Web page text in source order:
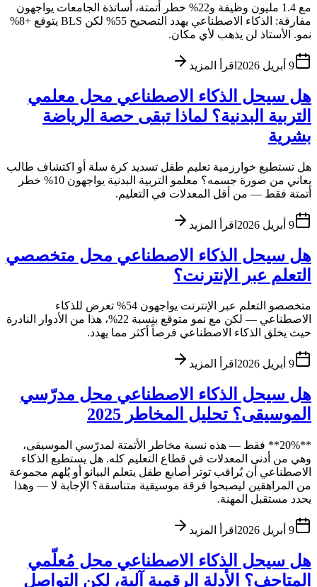
مع 1.4 مليون وظيفة و22% خطر أتمتة، أساتذة الجامعات يواجهون
مفارقة: الذكاء الاصطناعي يهدد التصحيح 55% لكن BLS يتوقع +8%
نمو. الأستاذ لن يذهب لأي مكان.
9 أبريل 2026 اقرأ المزيد
هل سيحل الذكاء الاصطناعي محل معلمي
التربية البدنية؟ لماذا تبقى حصة الرياضة
بشرية
هل تستطيع خوارزمية تعليم طفل تسديد كرة سلة أو اكتشاف طالب
يعاني من صورة جسمه؟ معلمو التربية البدنية يواجهون 10% خطر
أتمتة فقط — من أقل المعدلات في التعليم.
9 أبريل 2026 اقرأ المزيد
هل سيحل الذكاء الاصطناعي محل متخصصي
التعلم عبر الإنترنت؟
متخصصو التعلم عبر الإنترنت يواجهون 54% تعرض للذكاء
الاصطناعي — لكن مع نمو متوقع بنسبة 22%، هذا من الأدوار النادرة
حيث يخلق الذكاء الاصطناعي فرصاً أكثر مما يهدد.
9 أبريل 2026 اقرأ المزيد
هل سيحل الذكاء الاصطناعي محل مدرّسي
الموسيقى؟ تحليل المخاطر 2025
**20%** فقط — هذه نسبة مخاطر الأتمتة لمدرّسي الموسيقى،
وهي من أدنى المعدلات في قطاع التعليم كله. هل يستطيع الذكاء
الاصطناعي أن يُراقب توتر أصابع طفل يتعلم البيانو أو يُلهم مجموعة
من المراهقين ليصبحوا فرقة موسيقية متناسقة؟ الإجابة لا — وهذا
يحدد مستقبل المهنة.
9 أبريل 2026 اقرأ المزيد
هل سيحل الذكاء الاصطناعي محل مُعلّمي
المتاحف؟ الأدلة الرقمية آلية، لكن التواصل